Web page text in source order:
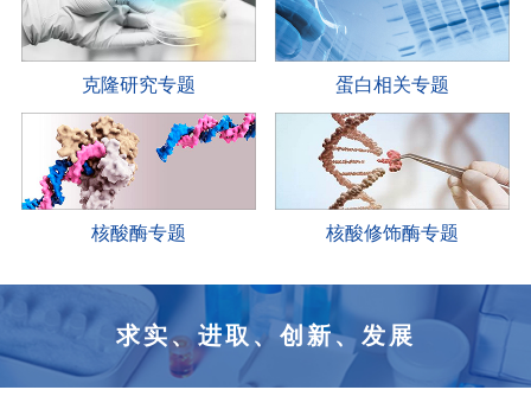
克隆研究专题 蛋白相关专题
核酸酶专题 核酸修饰酶专题
求实、进取、创新、发展